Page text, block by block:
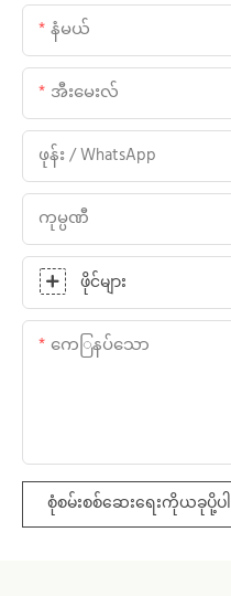
နံမယ်
အီးမေးလ်
ဖုန်း / WhatsApp
ကုမ္ပဏီ
ဖိုင်များ
ကေြနပ်သော
စုံစမ်းစစ်ဆေးရေးကိုယခုပို့ပါ